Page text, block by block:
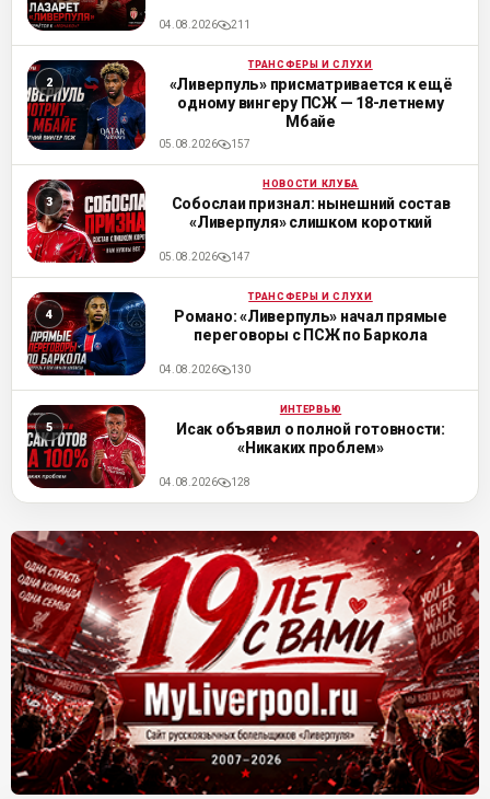
04.08.2026 211
ML ТРАНСФЕРЫ И СЛУХИ
«Ливерпуль» присматривается к ещё
одному вингеру ПСЖ — 18-летнему
Мбайе
05.08.2026 157
ML НОВОСТИ КЛУБА
Собослаи признал: нынешний состав
«Ливерпуля» слишком короткий
05.08.2026 147
ML ТРАНСФЕРЫ И СЛУХИ
Романо: «Ливерпуль» начал прямые
переговоры с ПСЖ по Баркола
04.08.2026 130
ML ИНТЕРВЬЮ
Исак объявил о полной готовности:
«Никаких проблем»
04.08.2026 128